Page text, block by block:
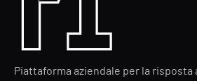
Piattaforma aziendale per la risposta